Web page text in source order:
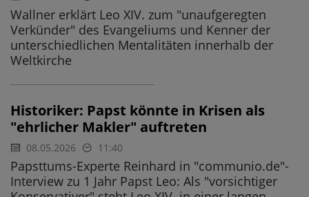
Wallner erklärt Leo XIV. zum "unaufgeregten
Verkünder" des Evangeliums und Kenner der
unterschiedlichen Mentalitäten innerhalb der
Weltkirche
Historiker: Papst könnte in Krisen als
"ehrlicher Makler" auftreten
08.05.2026 11:40
Papsttums-Experte Reinhard in "communio.de"-
Interview zu 1 Jahr Papst Leo: Als "vorsichtiger